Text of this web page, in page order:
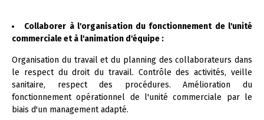
Collaborer à l'organisation du fonctionnement de l'unité
commerciale et à l'animation d'équipe :
Organisation du travail et du planning des collaborateurs dans
le respect du droit du travail. Contrôle des activités, veille
sanitaire, respect des procédures. Amélioration du
fonctionnement opérationnel de l'unité commerciale par le
biais d'un management adapté.